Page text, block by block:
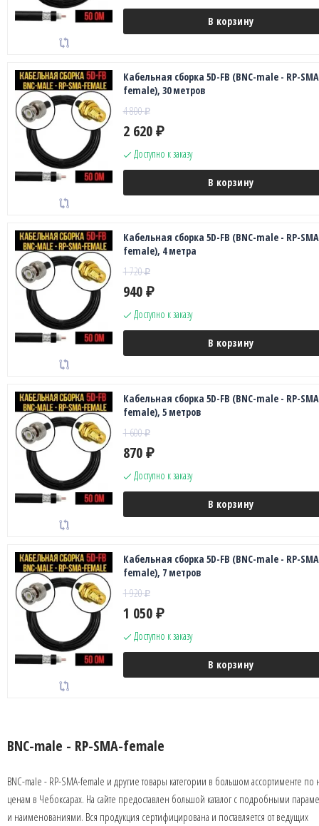
В корзину
Кабельная сборка 5D-FB (BNC-male - RP-
female), 30 метров
4 800₽
2 620 ₽
Доступно к заказу
В корзину
Кабельная сборка 5D-FB (BNC-male - RP-
female), 4 метра
1 720₽
940 ₽
Доступно к заказу
В корзину
Кабельная сборка 5D-FB (BNC-male - RP-
female), 5 метров
1 600₽
870 ₽
Доступно к заказу
В корзину
Кабельная сборка 5D-FB (BNC-male - RP-
female), 7 метров
1 920₽
1 050 ₽
Доступно к заказу
В корзину
BNC-male - RP-SMA-female
BNC-male - RP-SMA-female и другие товары категории в большом ассортименте по
ценам в Чебоксарах. На сайте предоставлен большой каталог с подробными
и наименованиями. Вся продукция сертифицирована и поставляется от ведущих